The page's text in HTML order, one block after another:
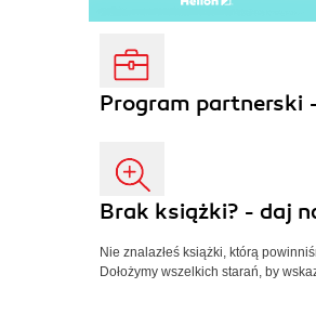
Program partnerski
Brak książki? - daj
Nie znalazłeś książki, którą
Dołożymy wszelkich starań, by